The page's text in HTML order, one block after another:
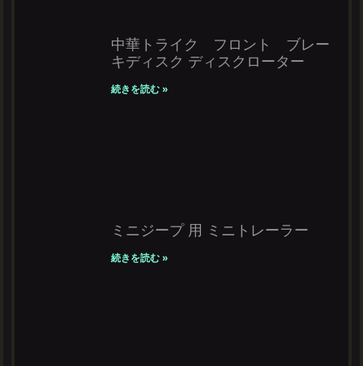
中華トライク フロント ブレー
キディスク ディスクローター
続きを読む »
ミニジープ 用 ミニトレーラー
続きを読む »